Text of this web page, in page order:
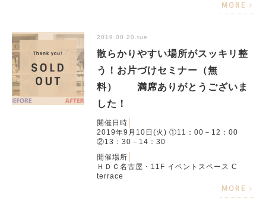
MORE
2019.08.20.tue
散らかりやすい場所がスッキリ整
う！お片づけセミナー（無
料） 満席ありがとうございま
した！
開催日時
2019年9月10日(火) ①11：00－12：00
②13：30－14：30
開催場所
ＨＤＣ名古屋・11F イベントスペース C
terrace
MORE